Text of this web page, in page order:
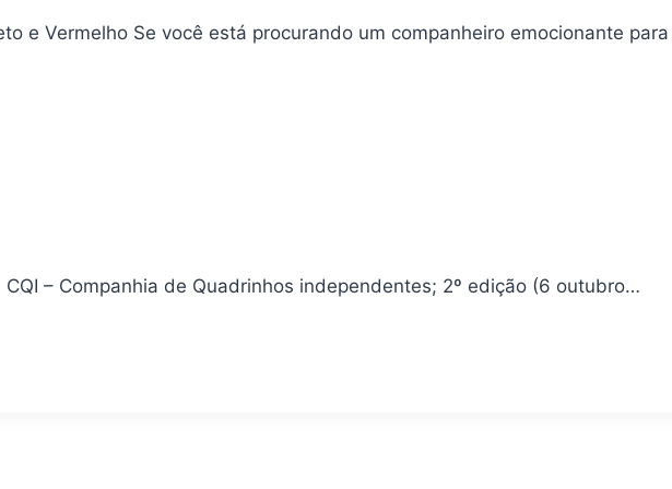
e Vermelho Se você está procurando um companheiro emocionante para
ASIN ‏ : ‎ B07YS95WWV Editora ‏ : ‎ CQI – Companhia de Quadrinhos independentes; 2º edição (6 outubro…